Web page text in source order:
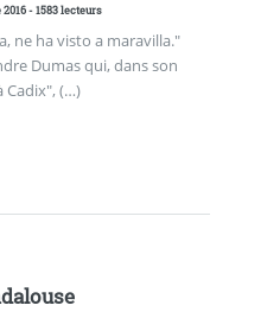
- 1583 lecteurs
ne ha visto a maravilla."
Dumas qui, dans son
Cadix", (…)